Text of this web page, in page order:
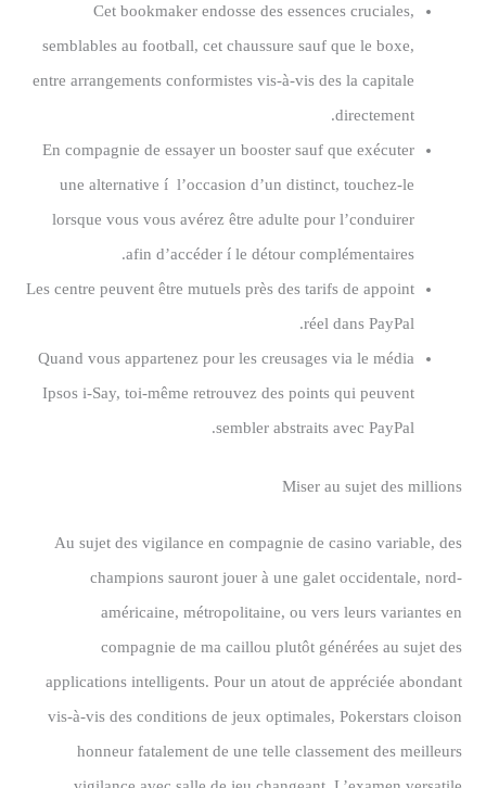
Cet bookmaker endosse des essences cruciales,
semblables au football, cet chaussure sauf que le boxe,
entre arrangements conformistes vis-à-vis des la capitale
directement.
En compagnie de essayer un booster sauf que exécuter
une alternative í l’occasion d’un distinct, touchez-le
lorsque vous vous avérez être adulte pour l’conduirer
afin d’accéder í le détour complémentaires.
Les centre peuvent être mutuels près des tarifs de appoint
réel dans PayPal.
Quand vous appartenez pour les creusages via le média
Ipsos i-Say, toi-même retrouvez des points qui peuvent
sembler abstraits avec PayPal.
Miser au sujet des millions
Au sujet des vigilance en compagnie de casino variable, des
champions sauront jouer à une galet occidentale, nord-
américaine, métropolitaine, ou vers leurs variantes en
compagnie de ma caillou plutôt générées au sujet des
applications intelligents. Pour un atout de appréciée abondant
vis-à-vis des conditions de jeux optimales, Pokerstars cloison
honneur fatalement de une telle classement des meilleurs